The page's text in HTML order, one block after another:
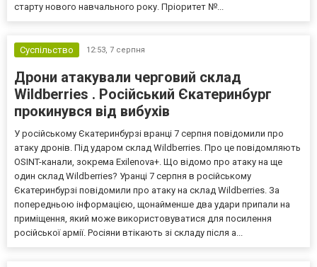
старту нового навчального року. Пріоритет №...
Суспільство 12:53, 7 серпня
Дрони атакували черговий склад
Wildberries . Російський Єкатеринбург
прокинувся від вибухів
У російському Єкатеринбурзі вранці 7 серпня повідомили про
атаку дронів. Під ударом склад Wildberries. Про це повідомляють
OSINT-канали, зокрема Exilenova+. Що відомо про атаку на ще
один склад Wildberries? Уранці 7 серпня в російському
Єкатеринбурзі повідомили про атаку на склад Wildberries. За
попередньою інформацією, щонайменше два удари припали на
приміщення, який може використовуватися для посилення
російської армії. Росіяни втікають зі складу після а...